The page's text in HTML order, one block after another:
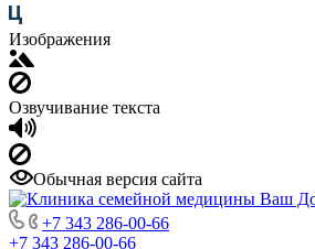
Изображения
Озвучивание текста
Обычная версия сайта
+7 343 286-00-66
+7 343 286-00-66